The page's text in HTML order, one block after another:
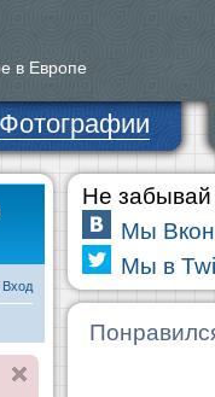
в Европе
Фотографии
Вход
Не забывай
Мы
Мы в